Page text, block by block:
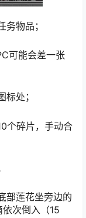
物品；
可能会差一张
处；
个碎片，手动合
部莲花坐旁边的
次倒入（15